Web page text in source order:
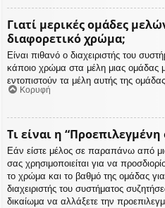
Γιατί μερικές ομάδες
διαφορετικό χρώμα;
Είναι πιθανό ο διαχειριστής του
κάποιο χρώμα στα μέλη μιας ομάδας
εντοπιστούν τα μέλη αυτής της ομάδας.
Κορυφή
Τι είναι η
Εάν είστε μέλος σε παραπάνω από
σας χρησιμοποιείται για να
το χρώμα και το βαθμό της ομάδας
διαχειριστής του συστήματος
δικαίωμα να αλλάξετε την